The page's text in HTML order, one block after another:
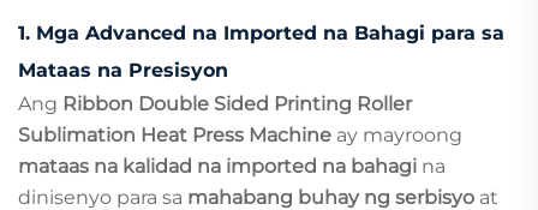
1. Mga Advanced na Imported na Bahagi para sa
Mataas na Presisyon
Ang Ribbon Double Sided Printing Roller
Sublimation Heat Press Machine ay mayroong
mataas na kalidad na imported na bahagi na
dinisenyo para sa mahabang buhay ng serbisyo at